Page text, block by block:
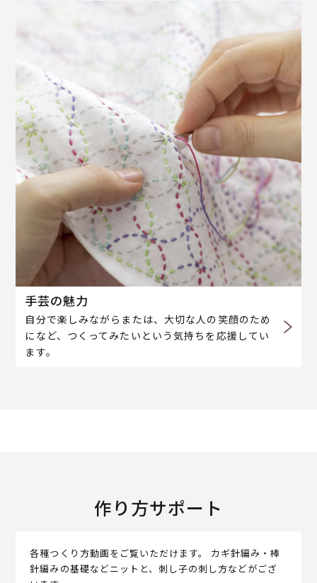
手芸の魅力
自分で楽しみながらまたは、大切な人の笑顔のため
になど、つくってみたいという気持ちを応援してい
ます。
作り方サポート
各種つくり方動画をご覧いただけます。 カギ針編み・棒
針編みの基礎などニットと、刺し子の刺し方などがござ